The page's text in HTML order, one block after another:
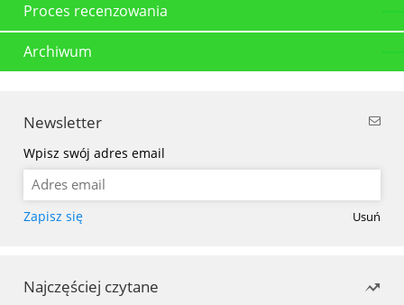
Proces recenzowania
Archiwum
Newsletter
Wpisz swój adres email
Zapisz się Usuń
Najczęściej czytane